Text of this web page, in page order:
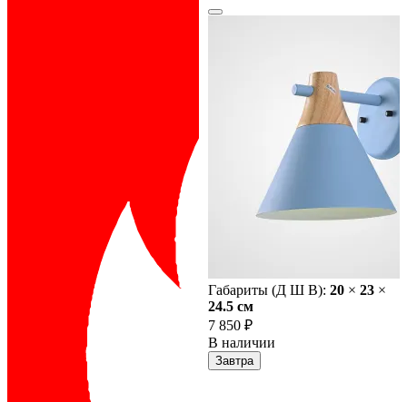
Габариты (Д Ш В): 20 × 23 ×
24.5 cм
7 850 ₽
В наличии
Завтра